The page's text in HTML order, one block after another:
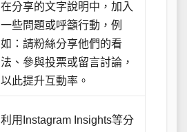
在分享的文字說明中，加入
一些問題或呼籲行動，例
如：請粉絲分享他們的看
法、參與投票或留言討論，
以此提升互動率。
利用Instagram Insights等分